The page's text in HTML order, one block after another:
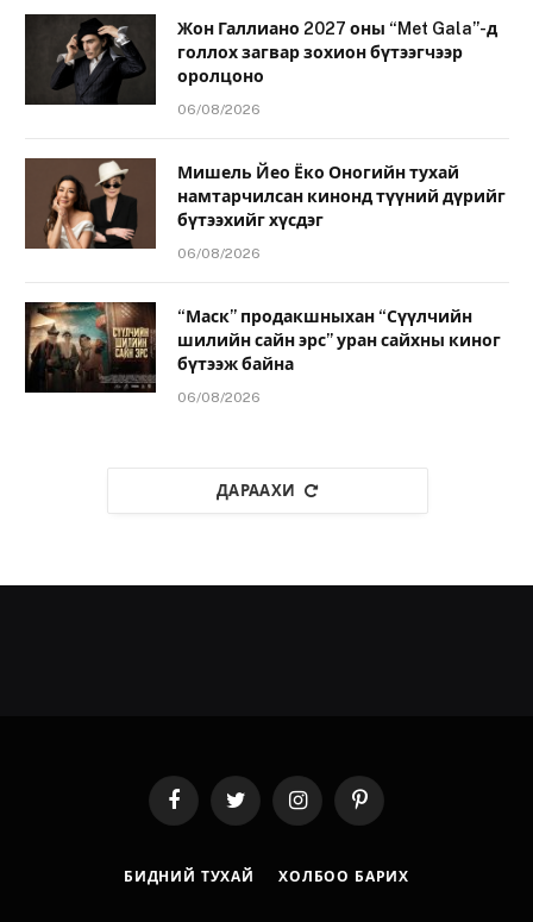
Жон Галлиано 2027 оны “Met Gala”-д
голлох загвар зохион бүтээгчээр
оролцоно
06/08/2026
Мишель Йео Ёко Оногийн тухай
намтарчилсан кинонд түүний дүрийг
бүтээхийг хүсдэг
06/08/2026
“Маск” продакшныхан “Сүүлчийн
шилийн сайн эрс” уран сайхны киног
бүтээж байна
06/08/2026
ДАРААХИ
FacebookTwitter InstagramPinterest
БИДНИЙ ТУХАЙ ХОЛБОО БАРИХ